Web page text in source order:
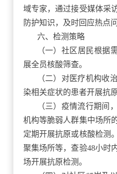
域专家，通过接受媒体采
防护知识，及时回应热点问
六、检测策略
（一）社区居民根据
展全员核酸筛查。
（二）对医疗机构收
染相关症状的患者开展抗
（三）疫情流行期间
机构等脆弱人群集中场所
定期开展抗原或核酸检测
聚集场所等，查验48小时
场开展抗原检测。